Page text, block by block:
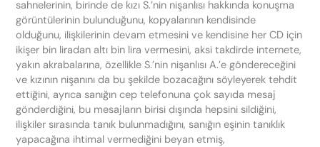
sahnelerinin, birinde de kızı S.’nin nişanlısı hakkında konuşma
görüntülerinin bulunduğunu, kopyalarının kendisinde
olduğunu, ilişkilerinin devam etmesini ve kendisine her CD için
ikişer bin liradan altı bin lira vermesini, aksi takdirde internete,
yakın akrabalarına, özellikle S.’nin nişanlısı A.’e göndereceğini
ve kızının nişanını da bu şekilde bozacağını söyleyerek tehdit
ettiğini, ayrıca sanığın cep telefonuna çok sayıda mesaj
gönderdiğini, bu mesajların birisi dışında hepsini sildiğini,
ilişkiler sırasında tanık bulunmadığını, sanığın eşinin tanıklık
yapacağına ihtimal vermediğini beyan etmiş,